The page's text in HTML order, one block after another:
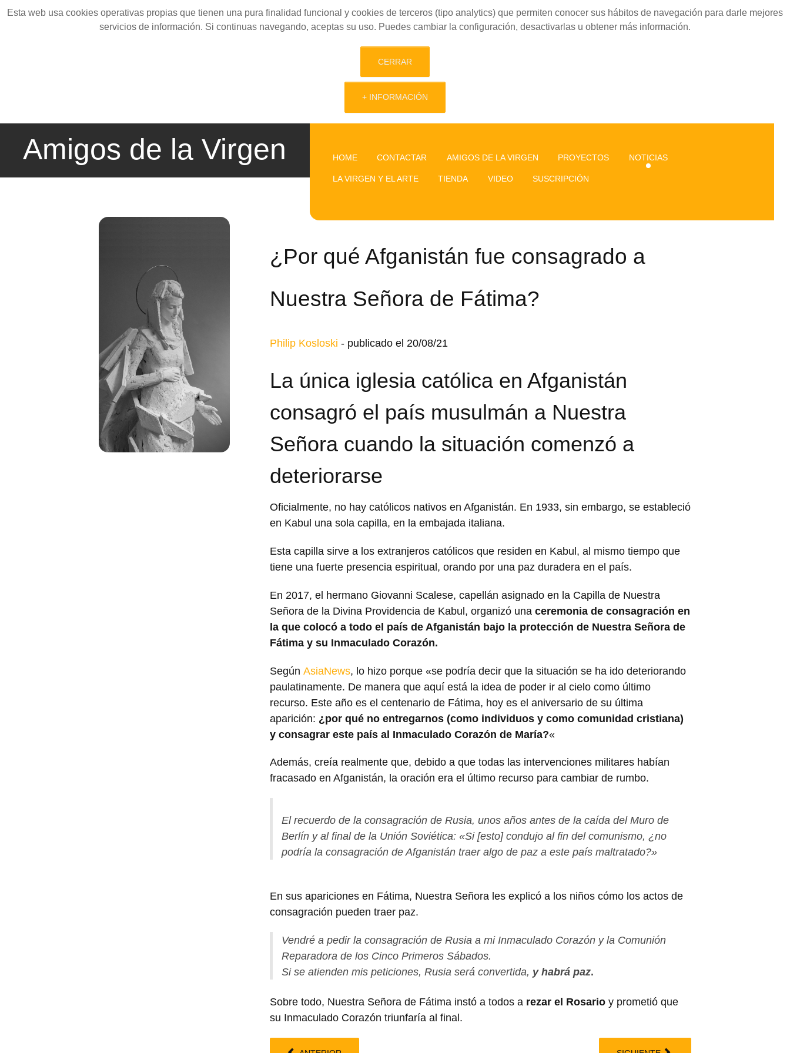
Esta web usa cookies operativas propias que tienen una pura finalidad funcional y cookies de terceros (tipo analytics) que permiten conocer sus hábitos de navegación para darle mejores
servicios de información. Si continuas navegando, aceptas su uso. Puedes cambiar la configuración, desactivarlas u obtener más información.
CERRAR
+ INFORMACIÓN
Amigos de la Virgen HOME CONTACTAR AMIGOS DE LA VIRGEN PROYECTOS NOTICIAS
LA VIRGEN Y EL ARTE TIENDA VIDEO SUSCRIPCIÓN
¿Por qué Afganistán fue consagrado a
Nuestra Señora de Fátima?
Philip Kosloski - publicado el 20/08/21
La única iglesia católica en Afganistán
consagró el país musulmán a Nuestra
Señora cuando la situación comenzó a
deteriorarse
Oficialmente, no hay católicos nativos en Afganistán. En 1933, sin embargo, se estableció
en Kabul una sola capilla, en la embajada italiana.
Esta capilla sirve a los extranjeros católicos que residen en Kabul, al mismo tiempo que
tiene una fuerte presencia espiritual, orando por una paz duradera en el país.
En 2017, el hermano Giovanni Scalese, capellán asignado en la Capilla de Nuestra
Señora de la Divina Providencia de Kabul, organizó una ceremonia de consagración en
la que colocó a todo el país de Afganistán bajo la protección de Nuestra Señora de
Fátima y su Inmaculado Corazón.
Según AsiaNews, lo hizo porque «se podría decir que la situación se ha ido deteriorando
paulatinamente. De manera que aquí está la idea de poder ir al cielo como último
recurso. Este año es el centenario de Fátima, hoy es el aniversario de su última
aparición: ¿por qué no entregarnos (como individuos y como comunidad cristiana)
y consagrar este país al Inmaculado Corazón de María?«
Además, creía realmente que, debido a que todas las intervenciones militares habían
fracasado en Afganistán, la oración era el último recurso para cambiar de rumbo.
El recuerdo de la consagración de Rusia, unos años antes de la caída del Muro de
Berlín y al final de la Unión Soviética: «Si [esto] condujo al fin del comunismo, ¿no
podría la consagración de Afganistán traer algo de paz a este país maltratado?»
En sus apariciones en Fátima, Nuestra Señora les explicó a los niños cómo los actos de
consagración pueden traer paz.
Vendré a pedir la consagración de Rusia a mi Inmaculado Corazón y la Comunión
Reparadora de los Cinco Primeros Sábados.
Si se atienden mis peticiones, Rusia será convertida, y habrá paz.
Sobre todo, Nuestra Señora de Fátima instó a todos a rezar el Rosarioy prometió que
su Inmaculado Corazón triunfaría al final.